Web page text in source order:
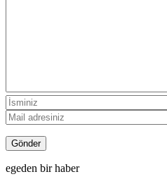
egeden bir haber